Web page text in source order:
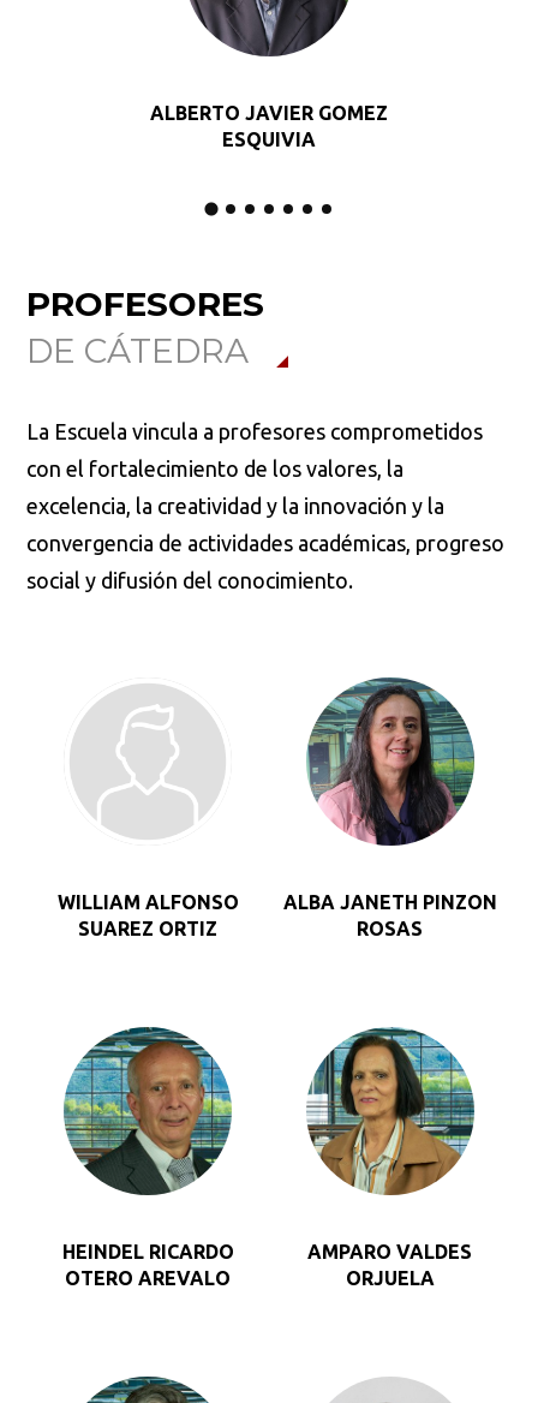
ALBERTO JAVIER GOMEZ
ESQUIVIA
PROFESORES
DE CÁTEDRA
La Escuela vincula a profesores comprometidos
con el fortalecimiento de los valores, la
excelencia, la creatividad y la innovación y la
convergencia de actividades académicas, progreso
social y difusión del conocimiento.
WILLIAM ALFONSO
SUAREZ ORTIZ
ALBA JANETH PINZON
ROSAS
HEINDEL RICARDO
OTERO AREVALO
AMPARO VALDES
ORJUELA